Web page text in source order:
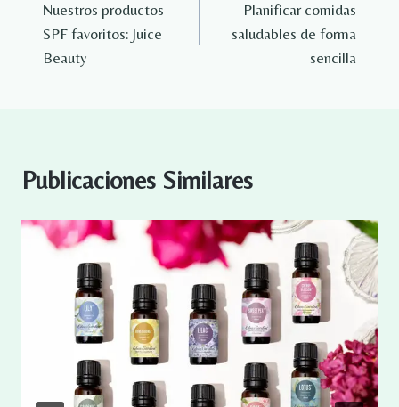
de
entradas
Nuestros productos
SPF favoritos: Juice
Beauty
Planificar comidas
saludables de forma
sencilla
Publicaciones Similares